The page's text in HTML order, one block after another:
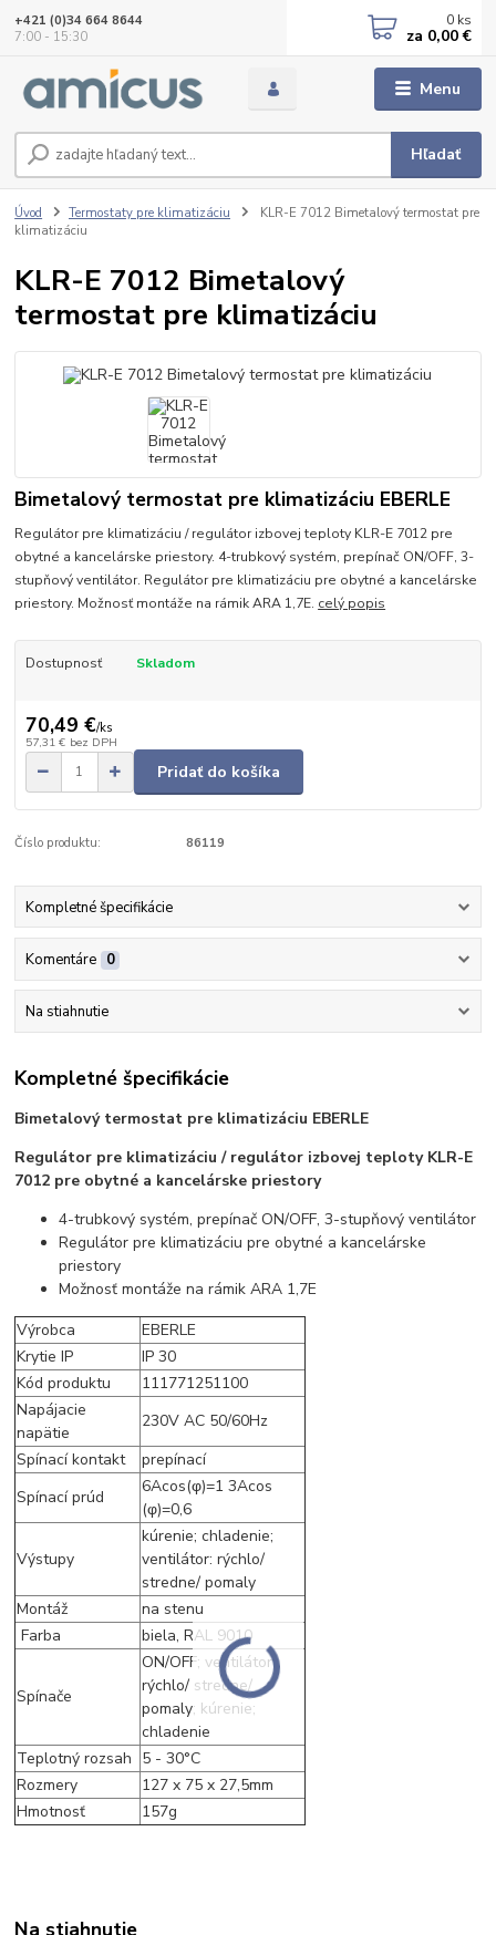
Menu
Hľadať
+421 (0)34 664 8644
7:00 - 15:30
0 ks
za 0,00 €
Úvod Termostaty pre klimatizáciu
KLR-E 7012 Bimetalový termostat pre
klimatizáciu
KLR-E 7012 Bimetalový
termostat pre klimatizáciu
Bimetalový termostat pre klimatizáciu EBERLE
Regulátor pre klimatizáciu / regulátor izbovej teploty KLR-E 7012 pre
obytné a kancelárske priestory. 4-trubkový systém, prepínač ON/OFF, 3-
stupňový ventilátor. Regulátor pre klimatizáciu pre obytné a kancelárske
priestory. Možnosť montáže na rámik ARA 1,7E. celý popis
Dostupnosť Skladom
70,49 €/ks
57,31 € bez DPH
Pridať do košíka
Číslo produktu: 86119
Kompletné špecifikácie
Komentáre 0
Na stiahnutie
Kompletné špecifikácie
Bimetalový termostat pre klimatizáciu EBERLE
Regulátor pre klimatizáciu / regulátor izbovej teploty KLR-E
7012 pre obytné a kancelárske priestory
4-trubkový systém, prepínač ON/OFF, 3-stupňový ventilátor
Regulátor pre klimatizáciu pre obytné a kancelárske
priestory
Možnosť montáže na rámik ARA 1,7E
Výrobca
EBERLE
Krytie IP
IP 30
Kód produktu
111771251100
Napájacie
napätie
230V AC 50/60Hz
Spínací kontakt
prepínací
Spínací prúd
6Acos(φ)=1 3Acos
(φ)=0,6
Výstupy
kúrenie; chladenie;
ventilátor: rýchlo/
stredne/ pomaly
Montáž
na stenu
Farba
biela, RAL 9010
Spínače
ON/OFF; ventilátor:
rýchlo/ stredne/
pomaly; kúrenie;
chladenie
Teplotný rozsah 5 - 30°C
Rozmery
127 x 75 x 27,5mm
Hmotnosť
157g
Na stiahnutie